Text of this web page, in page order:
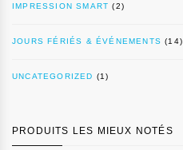
IMPRESSION SMART (2)
JOURS FÉRIÉS & ÉVÉNEMENTS (14)
UNCATEGORIZED (1)
PRODUITS LES MIEUX NOTÉS